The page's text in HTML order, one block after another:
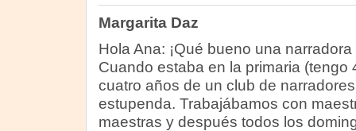
Margarita Daz
Hola Ana: ¡Qué bueno una
Cuando estaba en la primaria (tengo
cuatro años de un club de
estupenda. Trabajábamos con
maestras y después todos los